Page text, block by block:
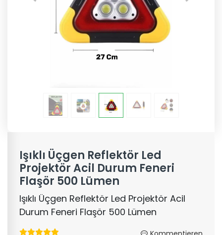
Işıklı Üçgen Reflektör Led
Projektör Acil Durum Feneri
Flaşör 500 Lümen
Işıklı Üçgen Reflektör Led Projektör Acil
Durum Feneri Flaşör 500 Lümen